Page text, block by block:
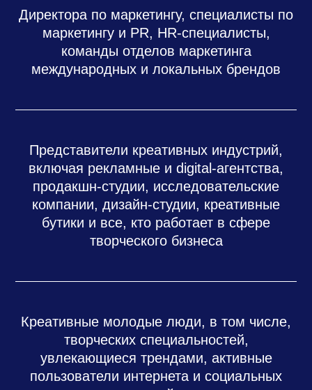
Директора по маркетингу, специалисты по
маркетингу и PR, HR-специалисты,
команды отделов маркетинга
международных и локальных брендов
Представители креативных индустрий,
включая рекламные и digital-агентства,
продакшн-студии, исследовательские
компании, дизайн-студии, креативные
бутики и все, кто работает в сфере
творческого бизнеса
Креативные молодые люди, в том числе,
творческих специальностей,
увлекающиеся трендами, активные
пользователи интернета и социальных